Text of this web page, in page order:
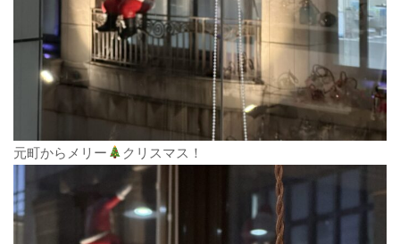
元町からメリー クリスマス！